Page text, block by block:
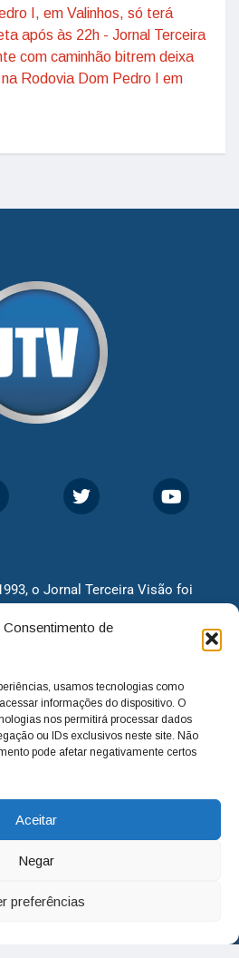
Consentimento de
usamos tecnologias como
informações do dispositivo. O
nos permitirá processar dados
ou IDs exclusivos neste site. Não
pode afetar negativamente certos
Aceitar
Negar
preferências
I, em Valinhos, só terá
após às 22h - Jornal Terceira
com caminhão bitrem deixa
Rodovia Dom Pedro I em
o Jornal Terceira Visão foi
que naquela época só existiam
30 anos, o jornal continua
notícias. Nunca
do cidadão, sempre
em busca de melhorias
resoluções para casos
(19) 3929-6225